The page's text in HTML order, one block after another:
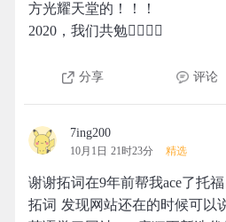
方光耀天堂的！！！
2020，我们共勉✊🏻✊🏻
分享 评论
7ing200
10月1日 21时23分 精选
谢谢拓词在9年前帮我ace了托
拓词 发现网站还在的时候可以